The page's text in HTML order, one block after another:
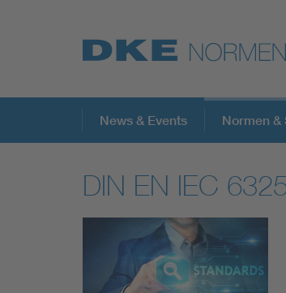
Top-Themen
VDE Fokusthemen
Digital Security
Energy
News & Events Normen
DIN EN IEC